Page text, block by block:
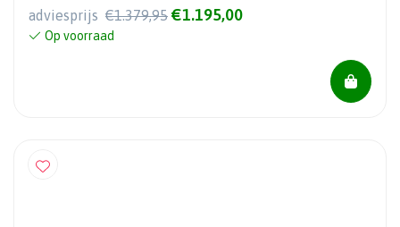
adviesprijs €1.379,95 €1.195,00
Op voorraad